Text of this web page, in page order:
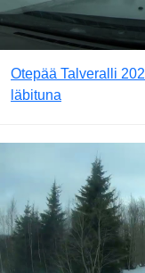
Otepää Talveralli
läbituna